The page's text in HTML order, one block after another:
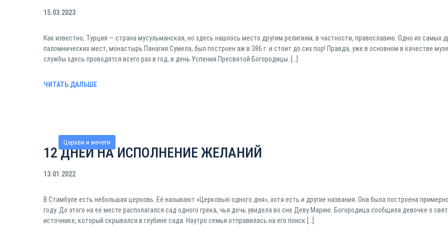
15.03.2023
Как известно, Турция — страна мусульманская, но здесь нашлось место другим религиям, в частности, православию. Одно из самых
паломнических мест, монастырь Панагия Сумела, был построен аж в 386 г. и стоит до сих пор! Правда, уже в основном в качестве
службы здесь проводятся всего раз в год, в день Успения Пресвятой Богородицы. […]
ЧИТАТЬ ДАЛЬШЕ
Церкви и мечети
12 ДНЕЙ НА ИСПОЛНЕНИЕ ЖЕЛАНИЙ
13.01.2022
В Стамбуле есть небольшая церковь. Её называют «Церковью одного дня», хотя есть и другие названия. Она была построена
году. До этого на её месте располагался сад одного грека, чья дочь увидела во сне Деву Марию. Богородица сообщила девочке о
источнике, который скрывался в глубине сада. Наутро семья отправилась на его поиск […]